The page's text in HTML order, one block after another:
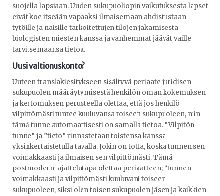
suojella lapsiaan. Uuden sukupuoliopin vaikutuksesta lapset
eivät koe itseään vapaaksi ilmaisemaan ahdistustaan
tytöille ja naisille tarkoitettujen tilojen jakamisesta
biologisten miesten kanssa ja vanhemmat jäävät vaille
tarvitsemaansa tietoa.
Uusi valtionuskonto?
Uuteen translakiesitykseen sisältyvä periaate juridisen
sukupuolen määräytymisestä henkilön oman kokemuksen
ja kertomuksen perusteella olettaa, että jos henkilö
vilpittömästi tuntee kuuluvansa toiseen sukupuoleen, niin
tämä tunne automaattisesti on samalla tietoa. ”Vilpitön
tunne” ja ”tieto” rinnastetaan toistensa kanssa
yksinkertaistetulla tavalla. Jokin on totta, koska tunnen sen
voimakkaasti ja ilmaisen sen vilpittömästi. Tämä
postmoderni ajattelutapa olettaa periaatteen; ”tunnen
voimakkaasti ja vilpittömästi kuuluvani toiseen
sukupuoleen, siksi olen toisen sukupuolen jäsen ja kaikkien